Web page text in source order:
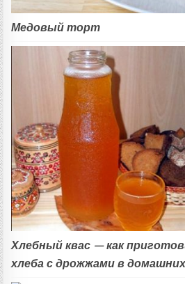
Медовый торт
Хлебный квас — как
хлеба с дрожжами в